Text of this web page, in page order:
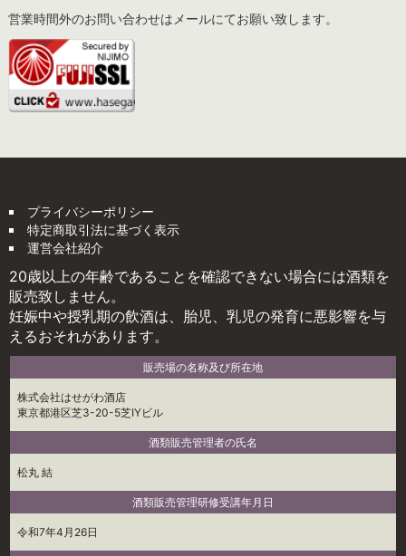
営業時間外のお問い合わせはメールにてお願い致します。
プライバシーポリシー
特定商取引法に基づく表示
運営会社紹介
20歳以上の年齢であることを確認できない場合には酒類を
販売致しません。
妊娠中や授乳期の飲酒は、胎児、乳児の発育に悪影響を与
えるおそれがあります。
販売場の名称及び所在地
株式会社はせがわ酒店
東京都港区芝3-20-5芝IYビル
酒類販売管理者の氏名
松丸 結
酒類販売管理研修受講年月日
令和7年4月26日